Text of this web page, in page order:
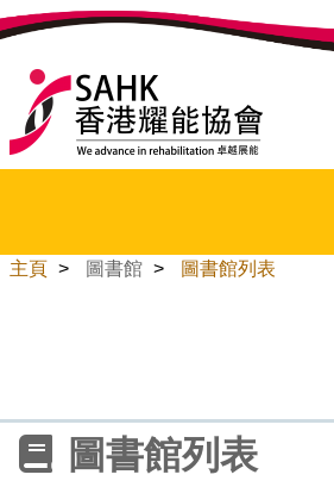
主頁 > 圖書館 > 圖書館列表
圖書館列表